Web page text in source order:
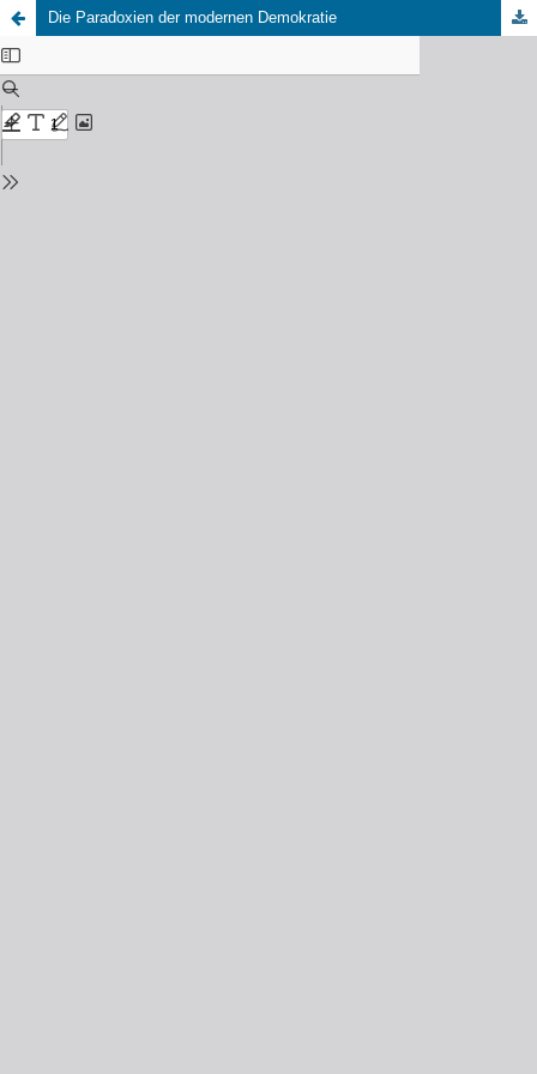
Die Paradoxien der modernen Demokratie